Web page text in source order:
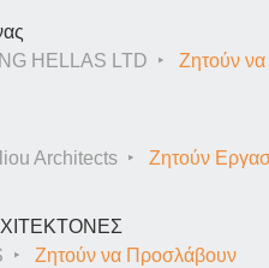
HELLAS LTD Ζητούν
Architects Ζητούν
Ζητούν να Προσλάβουν